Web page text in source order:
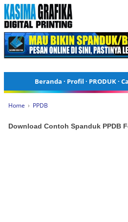
Beranda · Profil · PRODUK·
Home › PPDB
Download Contoh Spanduk PPDB